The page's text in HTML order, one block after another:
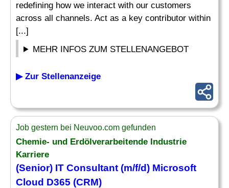
redefining how we interact with our customers
across all channels. Act as a key contributor within
[...]
MEHR INFOS ZUM STELLENANGEBOT
▶ Zur Stellenanzeige
Job gestern bei Neuvoo.com gefunden
Chemie- und Erdölverarbeitende Industrie
Karriere
(Senior) IT Consultant (m/f/d) Microsoft
Cloud D365 (CRM)